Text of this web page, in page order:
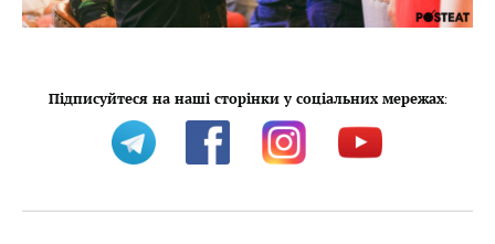
Підписуйтеся на наші сторінки у соціальних мережах: